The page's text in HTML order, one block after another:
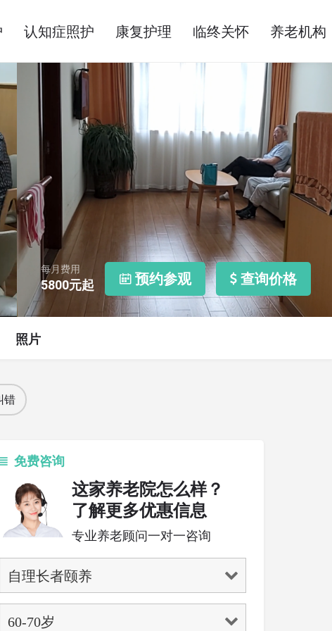
认知症照护 康复护理 临终关怀 养老机构
每月费用
5800元起 预约参观 查询价格
照片
错
免费咨询
这家养老院怎么样？
了解更多优惠信息
专业养老顾问一对一咨询